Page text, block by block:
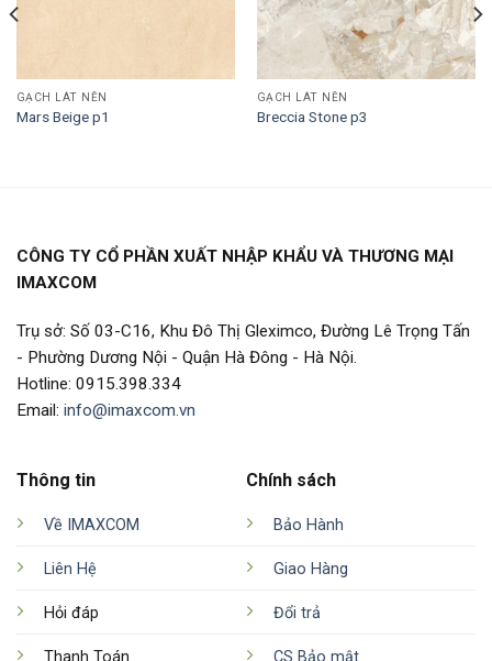
GẠCH LÁT NỀN
Mars Beige p1
GẠCH LÁT NỀN
Breccia Stone p3
CÔNG TY CỔ PHẦN XUẤT NHẬP KHẨU VÀ THƯƠNG MẠI
IMAXCOM
Trụ sở: Số 03-C16, Khu Đô Thị Gleximco, Đường Lê Trọng Tấn
- Phường Dương Nội - Quận Hà Đông - Hà Nội.
Hotline: 0915.398.334
Email: info@imaxcom.vn
Thông tin
Về IMAXCOM
Liên Hệ
Hỏi đáp
Chính sách
Bảo Hành
Giao Hàng
Đổi trả